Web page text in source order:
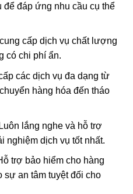
để đáp ứng nhu cầu cụ thể
cấp dịch vụ chất lượng
có chi phí ẩn.
các dịch vụ đa dạng từ
hàng hóa đến tháo
lắng nghe và hỗ trợ
nghiệm dịch vụ tốt nhất.
trợ bảo hiểm cho hàng
sự an tâm tuyệt đối cho